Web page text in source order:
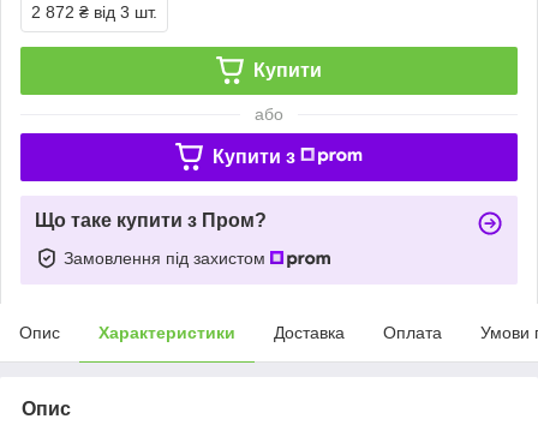
2 872 ₴ від 3 шт.
Купити
або
Купити з
Що таке купити з Пром?
Замовлення під захистом
Опис Характеристики Доставка Оплата Умови
Опис